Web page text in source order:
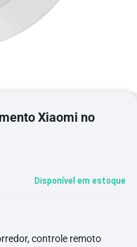
Xiaomi no
Disponível em estoque
controle remoto